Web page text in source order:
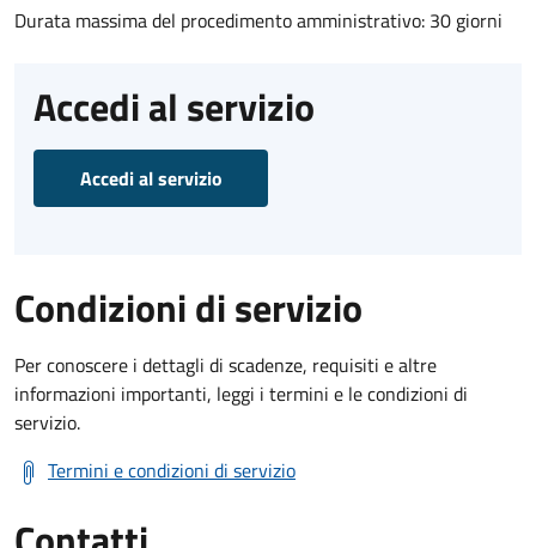
Durata massima del procedimento amministrativo: 30 giorni
Accedi al servizio
Accedi al servizio
Condizioni di servizio
Per conoscere i dettagli di scadenze, requisiti e altre
informazioni importanti, leggi i termini e le condizioni di
servizio.
Termini e condizioni di servizio